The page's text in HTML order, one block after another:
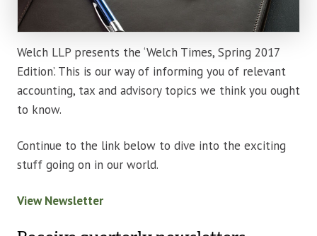
Welch LLP presents the ‘Welch Times, Spring 2017
Edition’. This is our way of informing you of relevant
accounting, tax and advisory topics we think you ought
to know.
Continue to the link below to dive into the exciting
stuff going on in our world.
View Newsletter